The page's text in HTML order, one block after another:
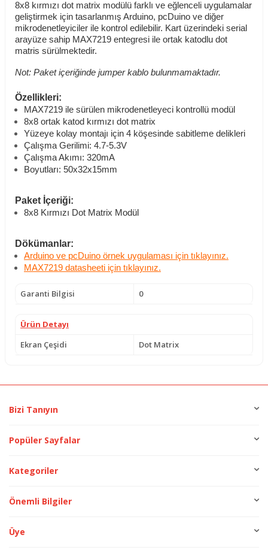
8x8 kırmızı dot matrix modülü farklı ve eğlenceli uygulamalar
geliştirmek için tasarlanmış Arduino, pcDuino ve diğer
mikrodenetleyiciler ile kontrol edilebilir. Kart üzerindeki serial
arayüze sahip MAX7219 entegresi ile ortak katodlu dot
matris sürülmektedir.
Not: Paket içeriğinde jumper kablo bulunmamaktadır.
Özellikleri:
MAX7219 ile sürülen mikrodenetleyeci kontrollü modül
8x8 ortak katod kırmızı dot matrix
Yüzeye kolay montajı için 4 köşesinde sabitleme delikleri
Çalışma Gerilimi: 4.7-5.3V
Çalışma Akımı: 320mA
Boyutları: 50x32x15mm
Paket İçeriği:
8x8 Kırmızı Dot Matrix Modül
Dökümanlar:
Arduino ve pcDuino örnek uygulaması için tıklayınız.
MAX7219 datasheeti için tıklayınız.
Garanti Bilgisi 0
Ürün Detayı
Ekran Çeşidi
Dot Matrix
Bizi Tanıyın
Popüler Sayfalar
Kategoriler
Önemli Bilgiler
Üye